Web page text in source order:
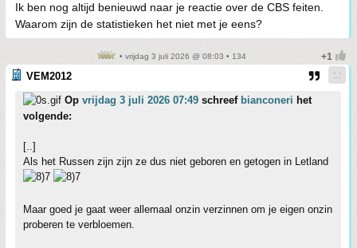
Ik ben nog altijd benieuwd naar je reactie over de CBS feiten.
Waarom zijn de statistieken het niet met je eens?
• vrijdag 3 juli 2026 @ 08:03 • 134
VEM2012
Op vrijdag 3 juli 2026 07:49 schreef bianconeri het
volgende:
[..]
Als het Russen zijn zijn ze dus niet geboren en getogen in Letland
Maar goed je gaat weer allemaal onzin verzinnen om je eigen onzin
proberen te verbloemen.